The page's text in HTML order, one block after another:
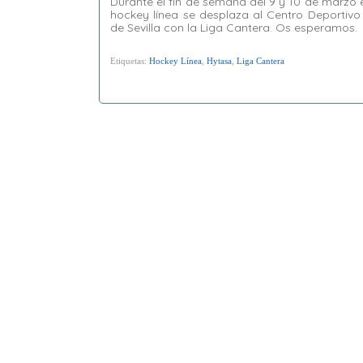
hockey línea se desplaza al Centro
de Sevilla con la Liga Cantera. Os esperamos.
Etiquetas: Hockey Línea Hytasa Liga Cantera